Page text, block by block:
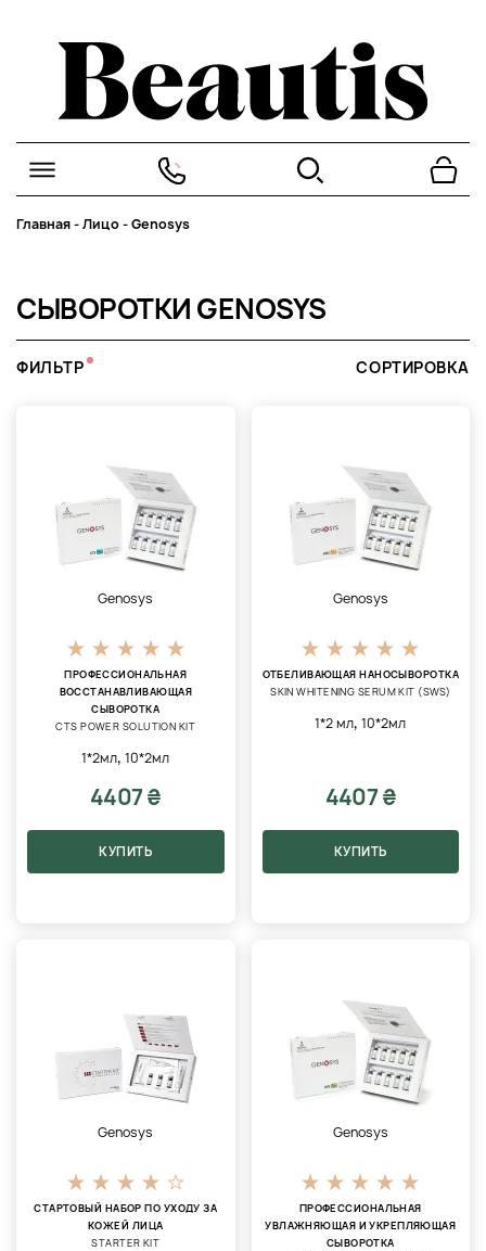
Главная-Лицо-Genosys
СЫВОРОТКИ GENOSYS
ФИЛЬТР СОРТИРОВКА
Genosys
ПРОФЕССИОНАЛЬНАЯ
ВОССТАНАВЛИВАЮЩАЯ
СЫВОРОТКА
CTS POWER SOLUTION KIT
1*2мл,10*2мл
4407 ₴
КУПИТЬ
Genosys
ОТБЕЛИВАЮЩАЯ НАНОСЫВОРОТКА
SKIN WHITENING SERUM KIT (SWS)
1*2 мл,10*2мл
4407 ₴
КУПИТЬ
Genosys
СТАРТОВЫЙ НАБОР ПО УХОДУ ЗА
КОЖЕЙ ЛИЦА
STARTER KIT
Genosys
ПРОФЕССИОНАЛЬНАЯ
УВЛАЖНЯЮЩАЯ И УКРЕПЛЯЮЩАЯ
СЫВОРОТКА